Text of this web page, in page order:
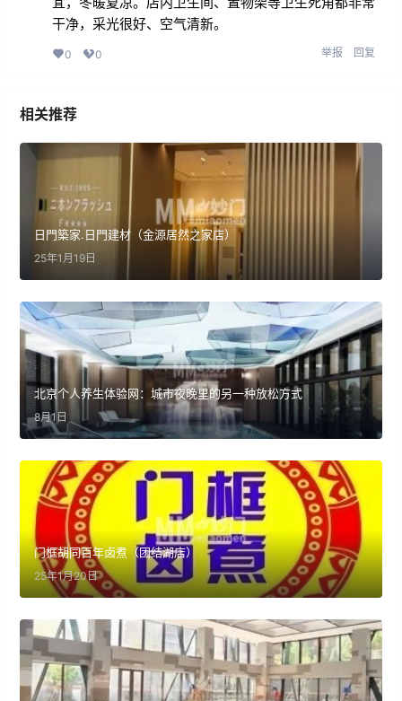
干净，采光很好、空气清新。
0 0 举报 回复
相关推荐
日門築家.日門建材（金源居然之家店）
25年1月19日
北京个人养生体验网：城市夜晚里的另一种放松方式
8月1日
门框胡同百年卤煮（团结湖店）
25年1月20日